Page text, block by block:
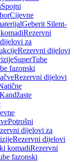
Spojni
Cijevne
Geberit Silent-
Rezervni
za
Rezervni dijelovi
SuperTube
fazonski
Rezervni dijelovi
Kandžaste
Potrošni
dijelovi za
Rezervni dijelovi
komadiRezervni
fazonski